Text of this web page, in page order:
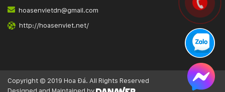
hoasenvietdn@gmail.com
http://hoasenviet.net/
Copyright © 2019 Hoa Đá. All Rights Reserved